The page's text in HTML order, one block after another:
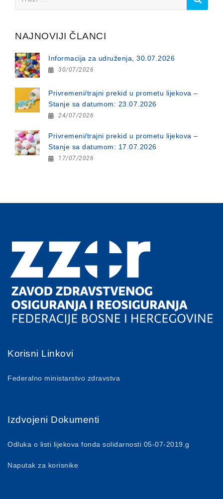
NAJNOVIJI ČLANCI
Informacija za udruženja, 30.07.2026
30/07/2026
Privremeni/trajni prekid u prometu lijekova –
Stanje sa datumom: 23.07.2026
24/07/2026
Privremeni/trajni prekid u prometu lijekova –
Stanje sa datumom: 17.07.2026
17/07/2026
Korisni Linkovi
Federalno ministarstvo zdravstva
Izdvojeni Dokumenti
Odluka o listi lijekova fonda solidarnosti 05-07-2019.g
Naputak za korisnike